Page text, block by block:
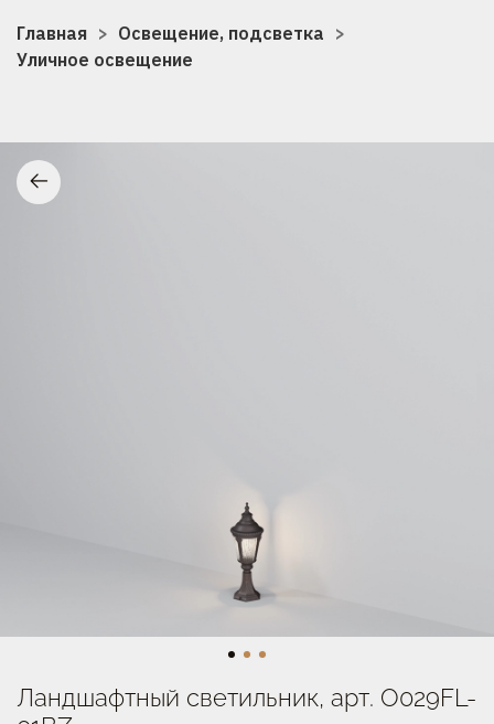
Главная
Освещение, подсветка
Уличное освещение
Ландшафтный светильник, арт. O029FL-